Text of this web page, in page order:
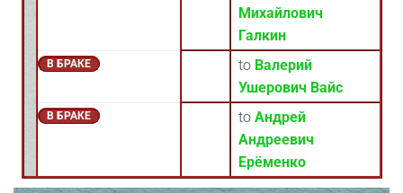
Михайлович
Галкин
В БРАКЕ to Валерий
Ушерович Вайс
В БРАКЕ to Андрей
Андреевич
Ерёменко